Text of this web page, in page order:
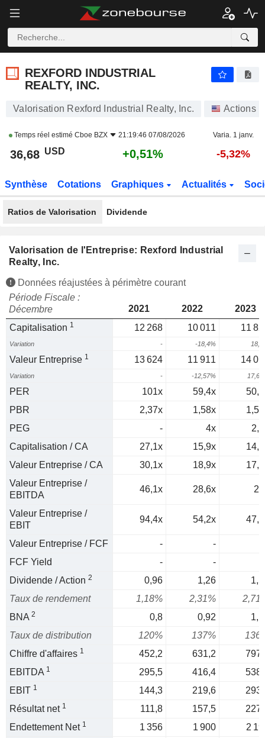
REXFORD INDUSTRIAL
REALTY, INC.
Valorisation Rexford Industrial Realty, Inc. Actions
Temps réel estimé Cboe BZX 21:19:46 07/08/2026 Varia. 1 janv.
36,68 USD +0,51% -5,32%
Synthèse Cotations Graphiques Actualités
Ratios de Valorisation Dividende
Valorisation de l'Entreprise: Rexford Industrial
Realty, Inc.
Données réajustées à périmètre courant
Période Fiscale :
Décembre
2021 2022
2023
Capitalisation 1 12 268 10 011 11
Variation - -18,4%
Valeur Entreprise 1 13 624 11 911 14
Variation - -12,57%
PER 101x 59,4x
PBR
2,37x 1,58x
PEG
- 4x
Capitalisation / CA
27,1x 15,9x
Valeur Entreprise / CA
30,1x 18,9x
Valeur Entreprise /
EBITDA
46,1x 28,6x
Valeur Entreprise /
EBIT
94,4x 54,2x
Valeur Entreprise / FCF -
-
FCF Yield
-
-
Dividende / Action 2 0,96 1,26
Taux de rendement
1,18% 2,31%
BNA 2 0,8 0,92
Taux de distribution
120% 137%
Chiffre d'affaires 1 452,2 631,2
EBITDA 1 295,5 416,4
EBIT 1 144,3 219,6
Résultat net 1 111,8 157,5
Endettement Net 1 1 356 1 900
2